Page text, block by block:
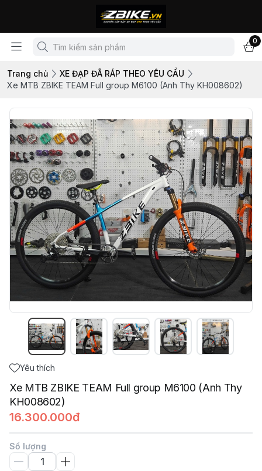
0
Trang chủ
XE ĐẠP ĐÃ RÁP THEO YÊU CẦU
Xe MTB ZBIKE TEAM Full group M6100 (Anh Thy KH008602)
Yêu thích
Xe MTB ZBIKE TEAM Full group M6100 (Anh Thy
KH008602)
16.300.000đ
Số lượng